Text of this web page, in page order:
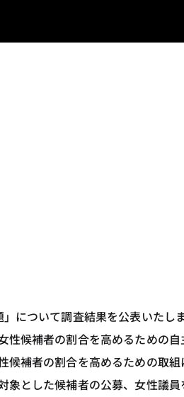
について調査結果を公表いたし
候補者の割合を高めるための
補者の割合を高めるための取
とした候補者の公募、女性議